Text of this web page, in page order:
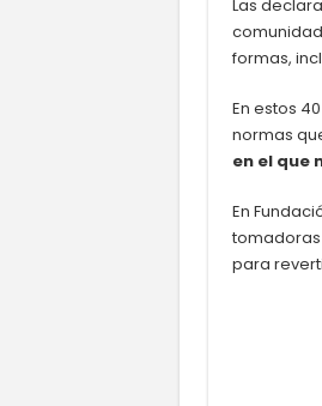
Las
formas,
En estos
normas
en el que
En
para